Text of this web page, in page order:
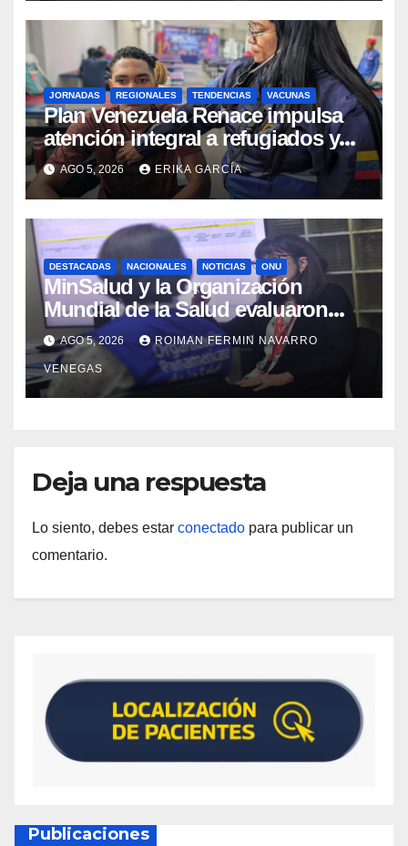
JORNADAS REGIONALES TENDENCIAS VACUNAS
​Plan Venezuela Renace impulsa
atención integral a refugiados y
evaluación de vacunación en
Aragua
AGO 5, 2026 ERIKA GARCÍA
DESTACADAS NACIONALES NOTICIAS ONU
MinSalud y la Organización
Mundial de la Salud evaluaron
propuesta técnica integral en
materia de agua saneamiento e
higiene ante contingencia sísmica
AGO 5, 2026 ROIMAN FERMIN NAVARRO
VENEGAS
Deja una respuesta
Lo siento, debes estar conectado para publicar un
comentario.
Publicaciones